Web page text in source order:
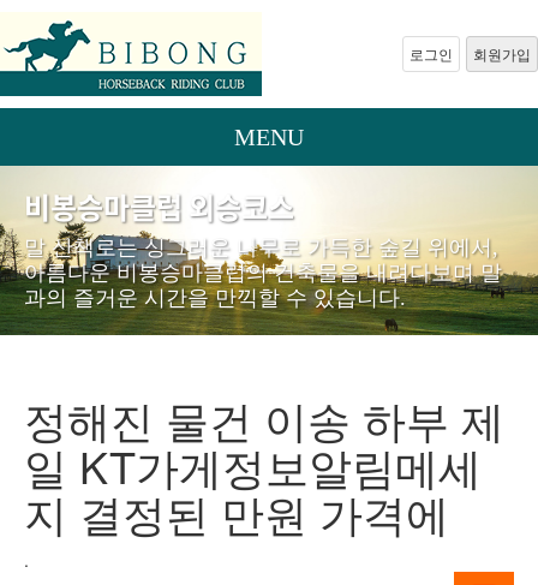
로그인 회원가입
MENU
비봉승마클럽 외승코스
말 산책로는 싱그러운 나무로 가득한 숲길 위에서,
아름다운 비봉승마클럽의 건축물을 내려다보며 말
과의 즐거운 시간을 만끽할 수 있습니다.
정해진 물건 이송 하부 제
일 KT가게정보알림메세
지 결정된 만원 가격에
.